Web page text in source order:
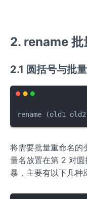
2. rename 批
2.1 圆括号与批
rename (old1
将需要批量重命名的
量名放置在第 2 对
暴，主要有以下几种